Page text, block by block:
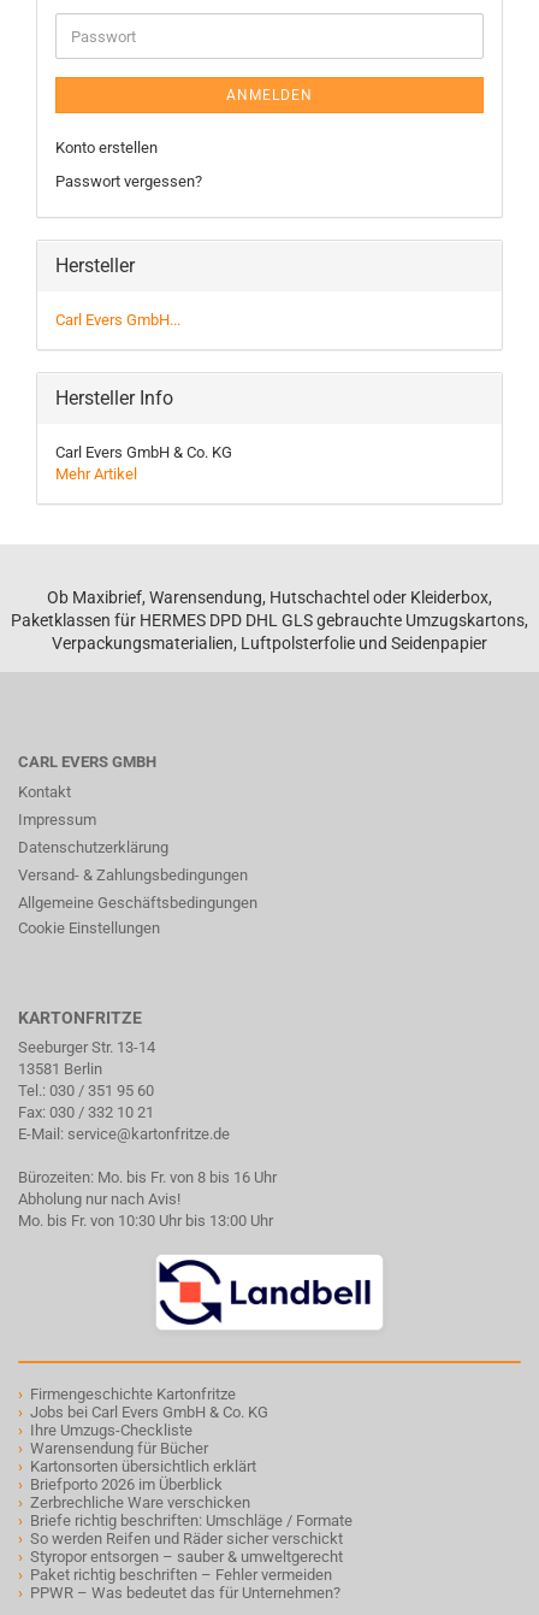
ANMELDEN
Konto erstellen
Passwort vergessen?
Hersteller
Carl Evers GmbH...
Hersteller Info
Carl Evers GmbH & Co. KG
Mehr Artikel
Ob Maxibrief, Warensendung, Hutschachtel oder Kleiderbox,
Paketklassen für HERMES DPD DHL GLS gebrauchte Umzugskartons,
Verpackungsmaterialien, Luftpolsterfolie und Seidenpapier
CARL EVERS GMBH
Kontakt
Impressum
Datenschutzerklärung
Versand- & Zahlungsbedingungen
Allgemeine Geschäftsbedingungen
Cookie Einstellungen
KARTONFRITZE
Seeburger Str. 13-14
13581 Berlin
Tel.: 030 / 351 95 60
Fax: 030 / 332 10 21
E-Mail: service@kartonfritze.de
Bürozeiten: Mo. bis Fr. von 8 bis 16 Uhr
Abholung nur nach Avis!
Mo. bis Fr. von 10:30 Uhr bis 13:00 Uhr
› Firmengeschichte Kartonfritze
› Jobs bei Carl Evers GmbH & Co. KG
› Ihre Umzugs-Checkliste
› Warensendung für Bücher
› Kartonsorten übersichtlich erklärt
› Briefporto 2026 im Überblick
› Zerbrechliche Ware verschicken
› Briefe richtig beschriften: Umschläge / Formate
› So werden Reifen und Räder sicher verschickt
› Styropor entsorgen – sauber & umweltgerecht
› Paket richtig beschriften – Fehler vermeiden
› PPWR – Was bedeutet das für Unternehmen?